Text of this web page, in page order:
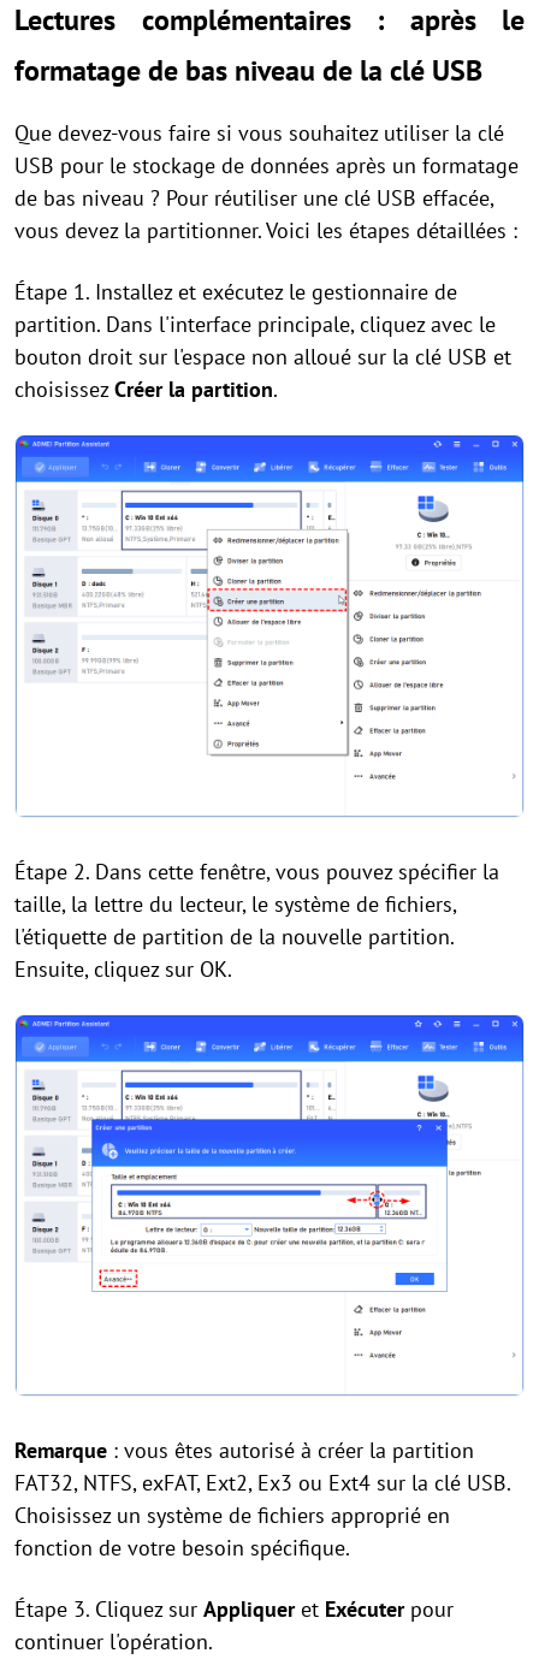
Lectures complémentaires : après le
formatage de bas niveau de la clé USB
Que devez-vous faire si vous souhaitez utiliser la clé
USB pour le stockage de données après un formatage
de bas niveau ? Pour réutiliser une clé USB effacée,
vous devez la partitionner. Voici les étapes détaillées :
Étape 1. Installez et exécutez le gestionnaire de
partition. Dans l'interface principale, cliquez avec le
bouton droit sur l'espace non alloué sur la clé USB et
choisissezCréer la partition.
Étape 2. Dans cette fenêtre, vous pouvez spécifier la
taille, la lettre du lecteur, le système de fichiers,
l'étiquette de partition de la nouvelle partition.
Ensuite, cliquez sur OK.
Remarque : vous êtes autorisé à créer la partition
FAT32, NTFS, exFAT, Ext2, Ex3 ou Ext4 sur la clé USB.
Choisissez un système de fichiers approprié en
fonction de votre besoin spécifique.
Étape 3. Cliquez sur Appliqueret Exécuterpour
continuer l'opération.